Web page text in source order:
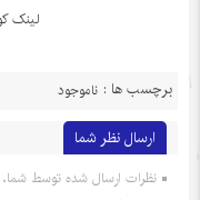
لینک
برچسب ها : ناموجود
ارسال نظر شما
نظرات ارسال شده توسط